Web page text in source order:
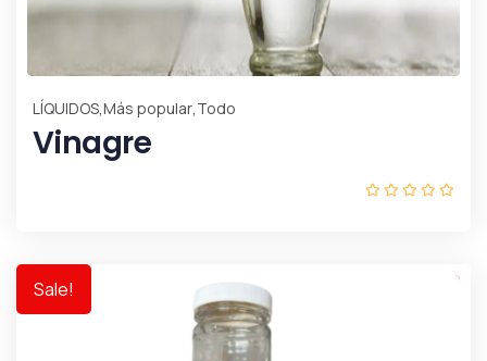
LÍQUIDOS,Más popular,Todo
Vinagre
Sale!